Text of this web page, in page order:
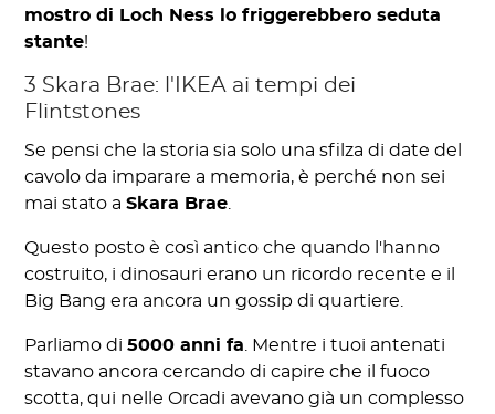
mostro di Loch Ness lo friggerebbero seduta
stante!
3 Skara Brae: l'IKEA ai tempi dei
Flintstones
Se pensi che la storia sia solo una sfilza di date del
cavolo da imparare a memoria, è perché non sei
mai stato aSkara Brae
Questo posto è così antico che quando l'hanno
costruito, i dinosauri erano un ricordo recente e il
Big Bang era ancora un gossip di quartiere.
Parliamo di5000 anni fa . Mentre i tuoi antenati
stavano ancora cercando di capire che il fuoco
scotta, qui nelle Orcadi avevano già un complesso